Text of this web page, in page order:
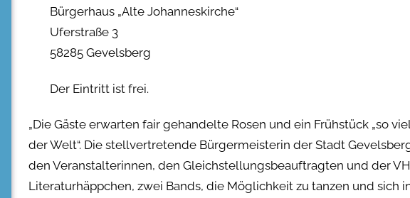
Bürgerhaus „Alte Johanneskirche“
Uferstraße 3
58285 Gevelsberg
Der Eintritt ist frei.
„Die Gäste erwarten fair gehandelte Rosen und ein Frühstück „so
der Welt“. Die stellvertretende Bürgermeisterin der Stadt
den Veranstalterinnen, den Gleichstellungsbeauftragten und der
Literaturhäppchen, zwei Bands, die Möglichkeit zu tanzen und sich